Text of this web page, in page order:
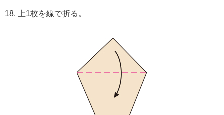
18. 上1枚を線で折る。